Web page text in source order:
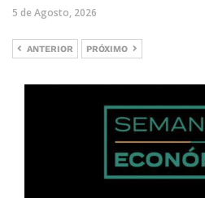
5 de Agosto, 2026
ANTERIOR PRÓXIMO